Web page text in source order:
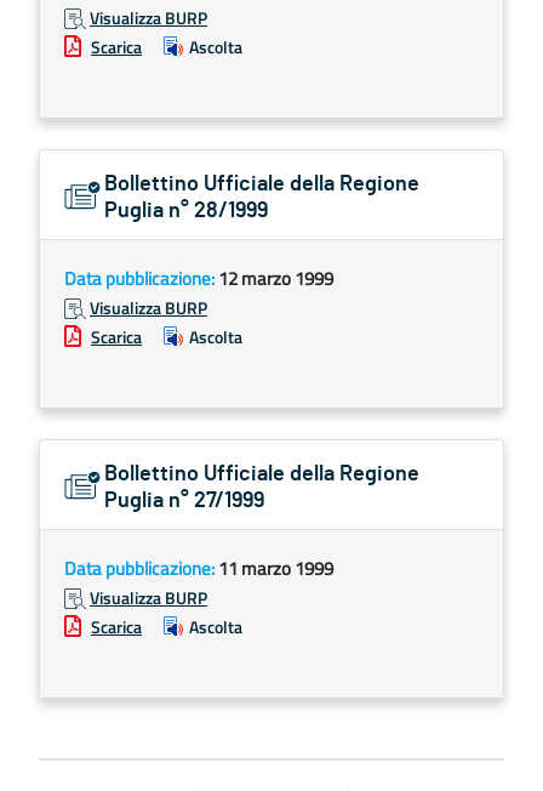
Visualizza BURP
Scarica
Ascolta
Bollettino Ufficiale della Regione
Puglia n° 28/1999
Data pubblicazione:12 marzo 1999
Visualizza BURP
Scarica
Ascolta
Bollettino Ufficiale della Regione
Puglia n° 27/1999
Data pubblicazione:11 marzo 1999
Visualizza BURP
Scarica
Ascolta